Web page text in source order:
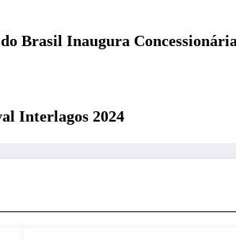
Brasil Inaugura
Interlagos 2024